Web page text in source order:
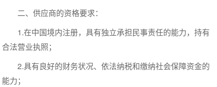
二、供应商的资格要求：
1.在中国境内注册，具有独立承担民事责任的能力，持有
合法营业执照；
2.具有良好的财务状况、依法纳税和缴纳社会保障资金的
能力；